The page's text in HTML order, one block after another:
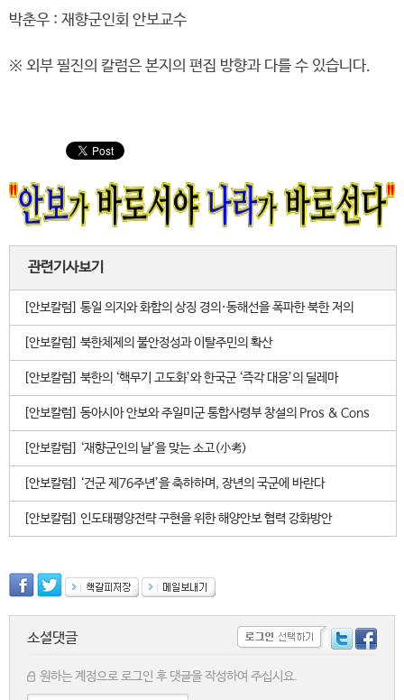
박춘우 : 재향군인회 안보교수
※ 외부 필진의 칼럼은 본지의 편집 방향과 다를 수 있습니다.
관련기사보기
[안보칼럼] 통일 의지와 화합의 상징 경의·동해선을 폭파한 북한 저의
[안보칼럼] 북한체제의 불안정성과 이탈주민의 확산
[안보칼럼] 북한의 ‘핵무기 고도화’와 한국군 ‘즉각 대응’의 딜레마
[안보칼럼] 동아시아 안보와 주일미군 통합사령부 창설의 Pros & Cons
[안보칼럼] ‘재향군인의 날’을 맞는 소고(小考)
[안보칼럼] ‘건군 제76주년’을 축하하며, 장년의 국군에 바란다
[안보칼럼] 인도태평양전략 구현을 위한 해양안보 협력 강화방안
소셜댓글
원하는 계정으로 로그인 후 댓글을 작성하여 주십시요.